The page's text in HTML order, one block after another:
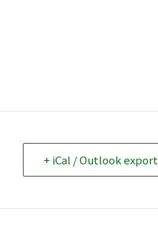
+ iCal / Outlook export